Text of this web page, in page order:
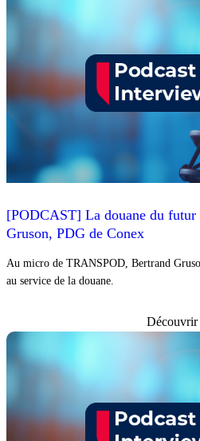
[PODCAST] La douane du
Gruson, PDG de Conex
Au micro de TRANSPOD, Bertrand
au service de la douane.
Découvrir